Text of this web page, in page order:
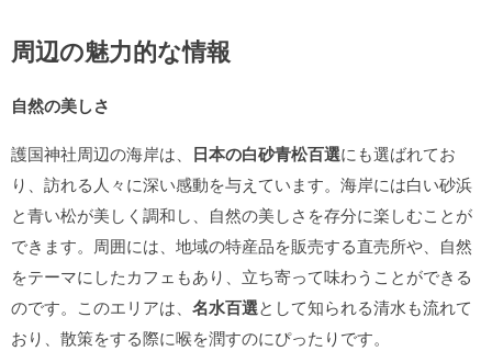
周辺の魅力的な情報
自然の美しさ
護国神社周辺の海岸は、 日本の白砂青松百選にも選ばれてお
り、訪れる人々に深い感動を与えています。海岸には白い砂浜
と青い松が美しく調和し、自然の美しさを存分に楽しむことが
できます。周囲には、地域の特産品を販売する直売所や、自然
をテーマにしたカフェもあり、立ち寄って味わうことができる
のです。このエリアは、 名水百選として知られる清水も流れて
おり、散策をする際に喉を潤すのにぴったりです。